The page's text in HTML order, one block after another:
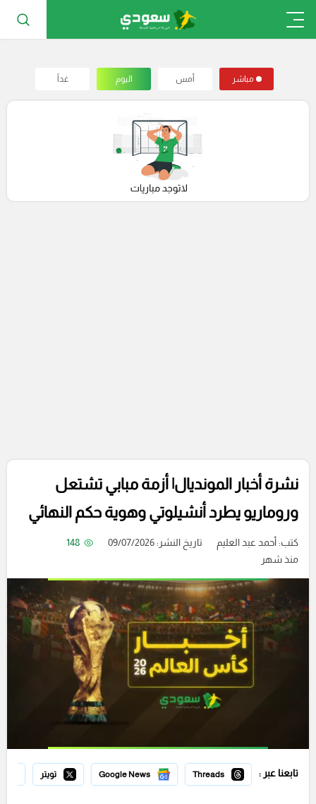
مباشر أمس اليوم غداً
نشرة أخبار المونديال| أزمة مبابي تشتعل
وروماريو يطرد أنشيلوتي وهوية حكم النهائي
كتب:أحمد عبد العليم تاريخ النشر: 09/07/2026
148
منذ شهر
تابعنا عبر : Threads
Google News تويتر